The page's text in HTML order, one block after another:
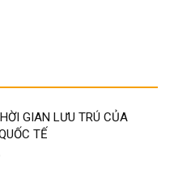
GIAN LƯU TRÚ CỦA
TẾ